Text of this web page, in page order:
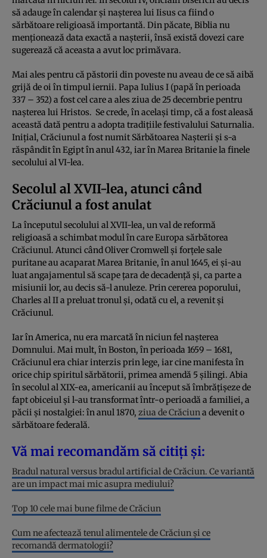
să adauge în calendar și nașterea lui Iisus ca fiind o
sărbătoare religioasă importantă. Din păcate, Biblia nu
menționează data exactă a nașterii, însă există dovezi care
sugerează că aceasta a avut loc primăvara.
Mai ales pentru că păstorii din poveste nu aveau de ce să aibă
grijă de oi în timpul iernii. Papa Iulius I (papă în perioada
337 – 352) a fost cel care a ales ziua de 25 decembrie pentru
nașterea lui Hristos. Se crede, în același timp, că a fost aleasă
această dată pentru a adopta tradițiile festivalului Saturnalia.
Inițial, Crăciunul a fost numit Sărbătoarea Nașterii și s-a
răspândit în Egipt în anul 432, iar în Marea Britanie la finele
secolului al VI-lea.
Secolul al XVII-lea, atunci când
Crăciunul a fost anulat
La începutul secolului al XVII-lea, un val de reformă
religioasă a schimbat modul în care Europa sărbătorea
Crăciunul. Atunci când Oliver Cromwell și forțele sale
puritane au acaparat Marea Britanie, în anul 1645, ei și-au
luat angajamentul să scape țara de decadență și, ca parte a
misiunii lor, au decis să-l anuleze. Prin cererea poporului,
Charles al II a preluat tronul și, odată cu el, a revenit și
Crăciunul.
Iar în America, nu era marcată în niciun fel nașterea
Domnului. Mai mult, în Boston, în perioada 1659 – 1681,
Crăciunul era chiar interzis prin lege, iar cine manifesta în
orice chip spiritul sărbătorii, primea amendă 5 șilingi. Abia
în secolul al XIX-ea, americanii au început să îmbrățișeze de
fapt obiceiul și l-au transformat într-o perioadă a familiei, a
păcii și nostalgiei: în anul 1870, ziua de Crăciuna devenit o
sărbătoare federală.
Vă mai recomandăm să citiți și:
Bradul natural versus bradul artificial de Crăciun. Ce variantă
are un impact mai mic asupra mediului?
Top 10 cele mai bune filme de Crăciun
Cum ne afectează tenul alimentele de Crăciun și ce
recomandă dermatologii?